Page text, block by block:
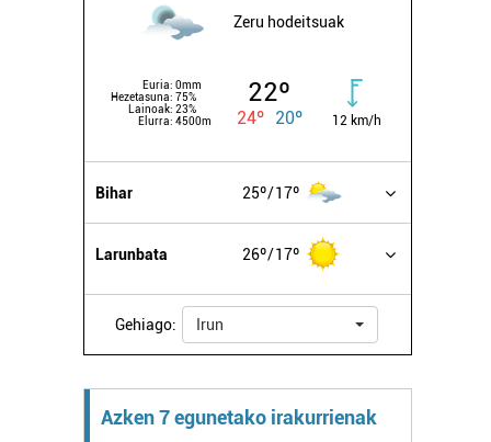
Zeru hodeitsuak
Euria: 0mm
Hezetasuna: 75%
Lainoak: 23%
Elurra: 4500m
22º
24º 20º 12 km/h
Bihar 25º 17º
Larunbata 26º 17º
Gehiago: Irun
Azken 7 egunetako irakurrienak